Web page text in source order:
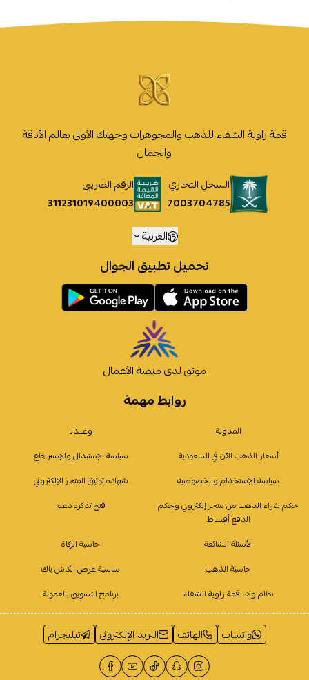
روابط مهمة
المدونة
وعـــدنا
أسعار الذهب الآن في السعودية
سياسة الإستبدال والإسترجاع
سياسة الإستخدام والخصوصية
شهادة توثيق المتجر الإلكتروني
حكم شراء الذهب من متجر إلكتروني وحكم
الدفع أقساط
فتح تذكرة دعم
الأسئلة الشائعة
حاسبة الزكاة
حاسبة الذهب
ساسية عرض الكاش باك
نظام ولاء قمة زاوية الشفاء
برنامج التسويق بالعمولة
قمة زاوية الشفاء للذهب والمجوهرات وجهتك الأولى بعالم الأناقة
والجمال
السجل التجاري
7003704785
الرقم الضريبي
311231019400003
العربية
تحميل تطبيق الجوال
موثق لدى منصة الأعمال
واتساب الهاتف البريد الإلكتروني تيليجرام